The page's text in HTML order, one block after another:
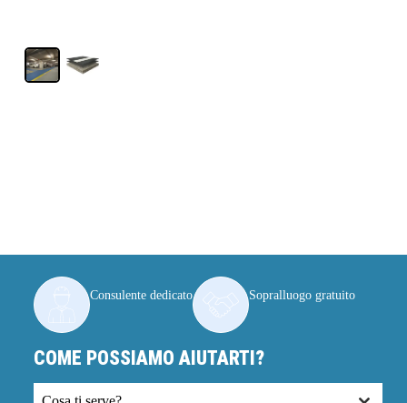
Consulente dedicato Sopralluogo gratuito
COME POSSIAMO AIUTARTI?